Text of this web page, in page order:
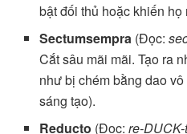
bật đối thủ hoặc khiến
Sectumsempra (Đọc:
Cắt sâu mãi mãi. Tạo ra
như bị chém bằng dao
sáng tạo).
Reducto (Đọc:re-